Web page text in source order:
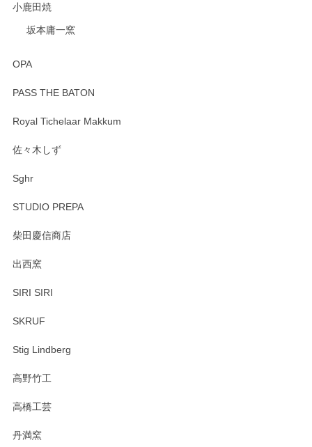
小鹿田焼
坂本庸一窯
OPA
PASS THE BATON
Royal Tichelaar Makkum
佐々木しず
Sghr
STUDIO PREPA
柴田慶信商店
出西窯
SIRI SIRI
SKRUF
Stig Lindberg
高野竹工
高橋工芸
丹満窯